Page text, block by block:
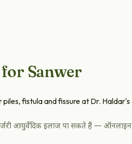
Sanwer
fistula and fissure at Dr. Haldar's
आयुर्वेदिक इलाज पा सकते हैं — ऑनलाइन